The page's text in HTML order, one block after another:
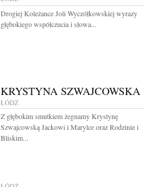
Drogiej Koleżance Joli Wyczółkowskiej wyrazy
głębokiego współczucia i słowa...
KRYSTYNA SZWAJCOWSKA
ŁÓDŹ
Z głębokim smutkiem żegnamy Krystynę
Szwajcowską Jackowi i Marylce oraz Rodzinie i
Bliskim...